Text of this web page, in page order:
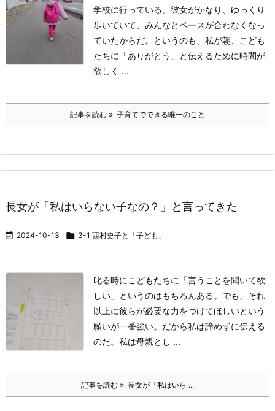
学校に行っている。 彼女がかなり、ゆっくり
歩いていて、みんなとペースが合わなくなっ
ていたからだ。
というのも、私が朝、こども
たちに「ありがとう」と伝えるために時間が
欲しく ...
記事を読む 子育てでできる唯一のこと
長女が「私はいらない子なの？」と言ってきた
 2024-10-13  3-1:西村史子と「子ども」
叱る時にこどもたちに「言うことを聞いて欲
しい」というのはもちろんある。 でも、それ
以上に彼らが必要な力をつけてほしいという
願いが一番強い。 だから私は諦めずに伝える
のだ。 私は母親とし ...
記事を読む 長女が「私はいら ...